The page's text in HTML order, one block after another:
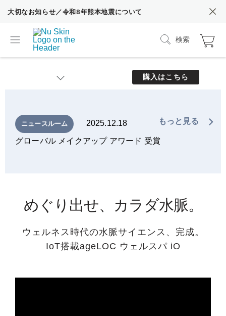
大切なお知らせ／令和8年熊本地震について
検索
特長2：あなただけのお手入れを実現するIoT
製品情報
よくある質問
購入はこちら
ニュースルーム 2025.12.18
グローバル メイクアップ アワード 受賞
もっと見る
めぐり出せ、カラダ水脈。
ウェルネス時代の水脈サイエンス、完成。
IoT搭載ageLOC ウェルスパ iO